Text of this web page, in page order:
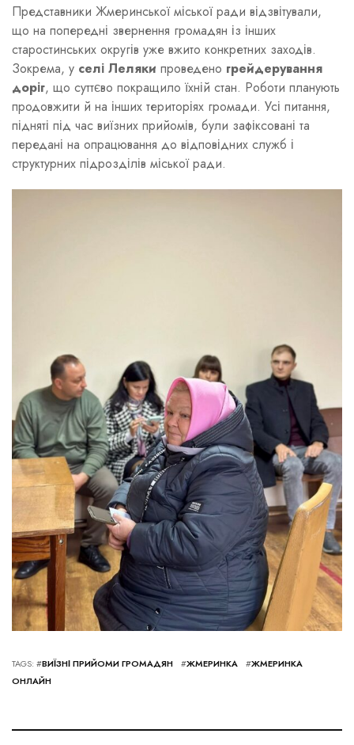
Представники Жмеринської міської ради відзвітували,
що на попередні звернення громадян із інших
старостинських округів уже вжито конкретних заходів.
Зокрема, у селі Леляки проведено грейдерування
доріг, що суттєво покращило їхній стан. Роботи планують
продовжити й на інших територіях громади. Усі питання,
підняті під час виїзних прийомів, були зафіксовані та
передані на опрацювання до відповідних служб і
структурних підрозділів міської ради.
TAGS: #ВИЇЗНІ ПРИЙОМИ ГРОМАДЯН #ЖМЕРИНКА #ЖМЕРИНКА
ОНЛАЙН